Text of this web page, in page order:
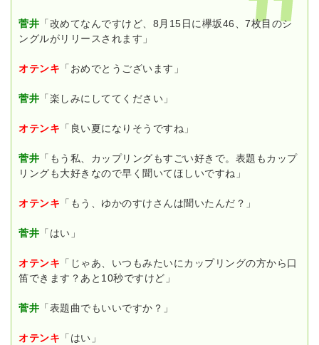
菅井 「改めてなんですけど、8月15日に欅坂46、7枚目のシ
ングルがリリースされます」
オテンキ 「おめでとうございます」
菅井 「楽しみにしててください」
オテンキ 「良い夏になりそうですね」
菅井 「もう私、カップリングもすごい好きで。表題もカップ
リングも大好きなので早く聞いてほしいですね」
オテンキ 「もう、ゆかのすけさんは聞いたんだ？」
菅井 「はい」
オテンキ 「じゃあ、いつもみたいにカップリングの方から口
笛できます？あと10秒ですけど」
菅井 「表題曲でもいいですか？」
オテンキ 「はい」